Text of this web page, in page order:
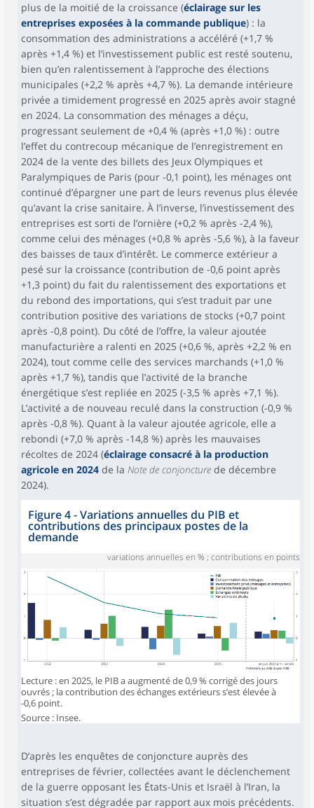
plus de la moitié de la croissance (éclairage sur les
entreprises exposées à la commande publique) : la
consommation des administrations a accéléré (+1,7 %
après +1,4 %) et l’investissement public est resté soutenu,
bien qu’en ralentissement à l’approche des élections
municipales (+2,2 % après +4,7 %). La demande intérieure
privée a timidement progressé en 2025 après avoir stagné
en 2024. La consommation des ménages a déçu,
progressant seulement de +0,4 % (après +1,0 %) : outre
l’effet du contrecoup mécanique de l’enregistrement en
2024 de la vente des billets des Jeux Olympiques et
Paralympiques de Paris (pour -0,1 point), les ménages ont
continué d’épargner une part de leurs revenus plus élevée
qu’avant la crise sanitaire. À l’inverse, l’investissement des
entreprises est sorti de l’ornière (+0,2 % après -2,4 %),
comme celui des ménages (+0,8 % après -5,6 %), à la faveur
des baisses de taux d’intérêt. Le commerce extérieur a
pesé sur la croissance (contribution de -0,6 point après
+1,3 point) du fait du ralentissement des exportations et
du rebond des importations, qui s’est traduit par une
contribution positive des variations de stocks (+0,7 point
après -0,8 point). Du côté de l’offre, la valeur ajoutée
manufacturière a ralenti en 2025 (+0,6 %, après +2,2 % en
2024), tout comme celle des services marchands (+1,0 %
après +1,7 %), tandis que l’activité de la branche
énergétique s’est repliée en 2025 (-3,5 % après +7,1 %).
L’activité a de nouveau reculé dans la construction (-0,9 %
après -0,8 %). Quant à la valeur ajoutée agricole, elle a
rebondi (+7,0 % après -14,8 %) après les mauvaises
récoltes de 2024 (éclairage consacré à la production
agricole en 2024 de la Note de conjoncture de décembre
2024).
Figure 4 - Variations annuelles du PIB et
contributions des principaux postes de la
demande
variations annuelles en % ; contributions en points
Lecture : en 2025, le PIB a augmenté de 0,9 % corrigé des jours
ouvrés ; la contribution des échanges extérieurs s’est élevée à
-0,6 point.
Source : Insee.
D’après les enquêtes de conjoncture auprès des
entreprises de février, collectées avant le déclenchement
de la guerre opposant les États-Unis et Israël à l’Iran, la
situation s’est dégradée par rapport aux mois précédents.